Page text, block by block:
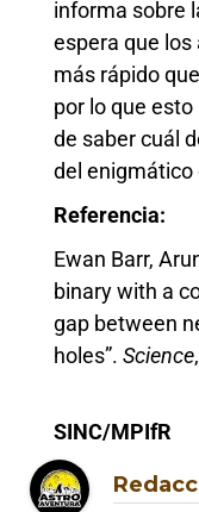
informa sobre
espera que
más rápido
por lo que
de saber cuál
del
Referencia:
Ewan Barr,
binary with a
gap between
holes”. Science
SINC/MPIfR